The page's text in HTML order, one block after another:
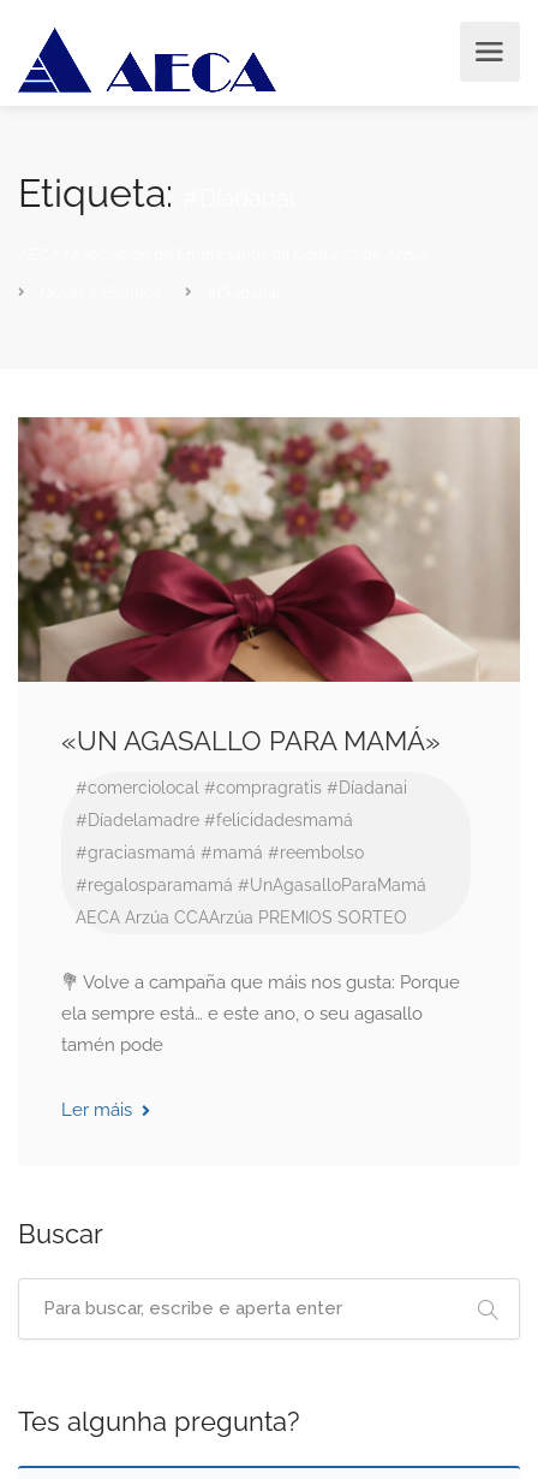
Etiqueta:
«UN AGASALLO PARA MAMÁ»
#comerciolocal #compragratis #Díadanai
#Díadelamadre #felicidadesmamá
#graciasmamá #mamá #reembolso
#regalosparamamá #UnAgasalloParaMamá
AECA Arzúa CCAArzúa PREMIOS SORTEO
💐 Volve a campaña que máis nos gusta: Porque
ela sempre está… e este ano, o seu agasallo
tamén pode
Ler máis
Buscar
Tes algunha pregunta?